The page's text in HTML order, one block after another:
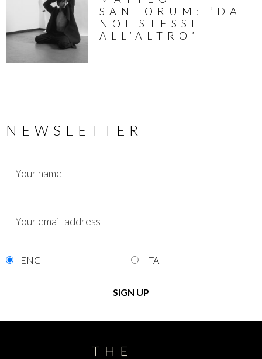
SANTORUM: ‘DA
NOI STESSI
ALL’ALTRO’
NEWSLETTER
ENG ITA